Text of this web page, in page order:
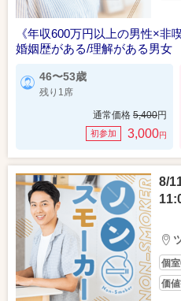
《年収600万円以上の男性×非
婚姻歴がある/理解がある男女
46〜53歳
残り1席
通常価格 5,400円
初参加 3,000円
8/
個
価